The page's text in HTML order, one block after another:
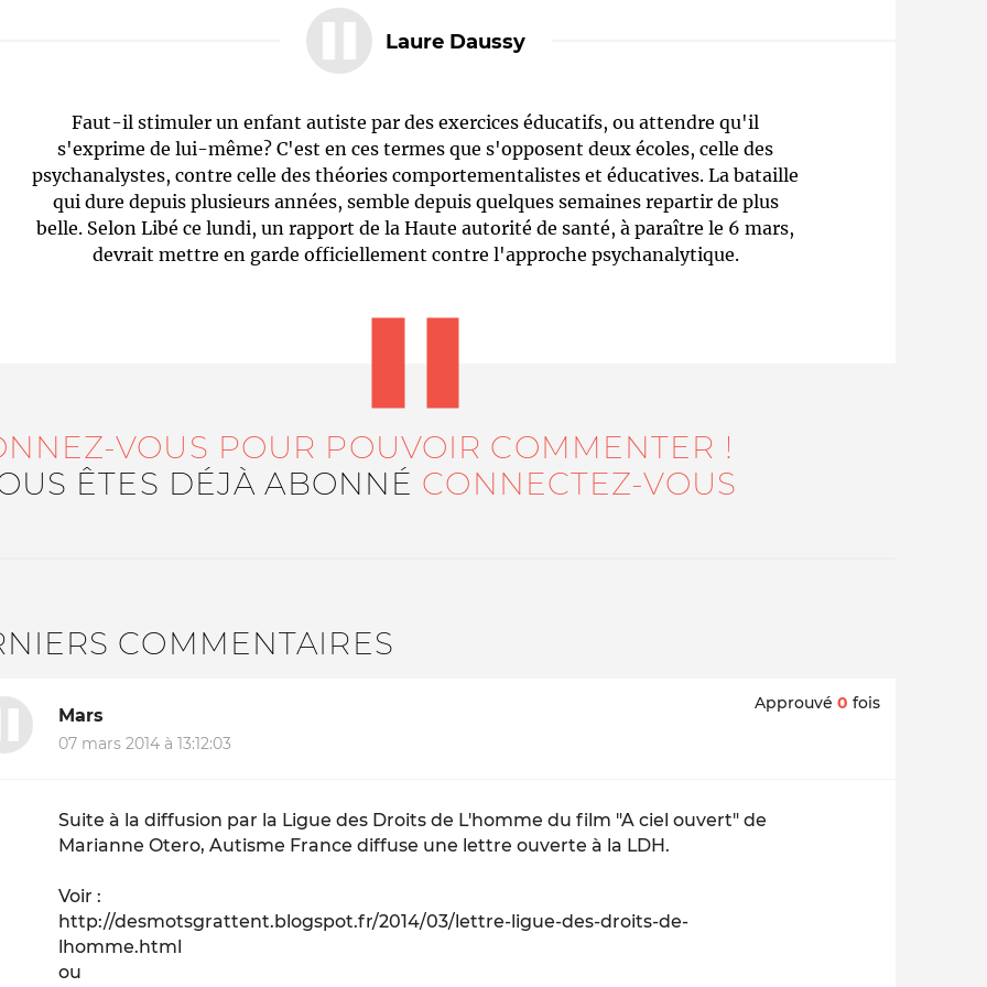
Le médiateur L'équipe Qui sommes-nous ?
Laure Daussy
Faut-il stimuler un enfant autiste par des exercices éducatifs, ou attendre qu'il
s'exprime de lui-même? C'est en ces termes que s'opposent deux écoles, celle des
psychanalystes, contre celle des théories comportementalistes et éducatives. La bataille
qui dure depuis plusieurs années, semble depuis quelques semaines repartir de plus
belle. Selon Libé ce lundi, un rapport de la Haute autorité de santé, à paraître le 6 mars,
devrait mettre en garde officiellement contre l'approche psychanalytique.
VOUS POUR POUVOIR COMMENTER !
ÊTES DÉJÀ ABONNÉ CONNECTEZ-VOUS
COMMENTAIRES
Mars
07 mars 2014 à 13:12:03
Approuvé 0 fois
Suite à la diffusion par la Ligue des Droits de L'homme du film "A ciel ouvert" de
Marianne Otero, Autisme France diffuse une lettre ouverte à la LDH.
Voir :
http://desmotsgrattent.blogspot.fr/2014/03/lettre-ligue-des-droits-de-
lhomme.html
ou